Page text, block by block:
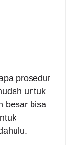
prosedur
untuk
besar bisa